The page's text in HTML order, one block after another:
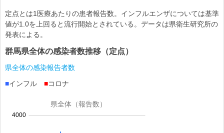
定点とは1医療あたりの患者報告数。インフルエンザについては基準
値が1.0を上回ると流行開始とされている。データは県衛生研究所の
発表による。
群馬県全体の感染者数推移（定点）
県全体の感染報告者数
■インフル ■コロナ